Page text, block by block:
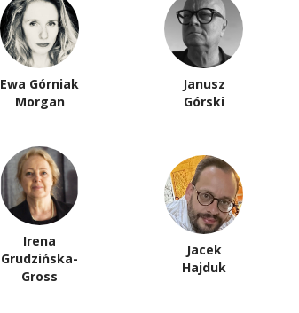
Ewa Górniak
Morgan
Janusz
Górski
Irena
Grudzińska-
Gross
Jacek
Hajduk